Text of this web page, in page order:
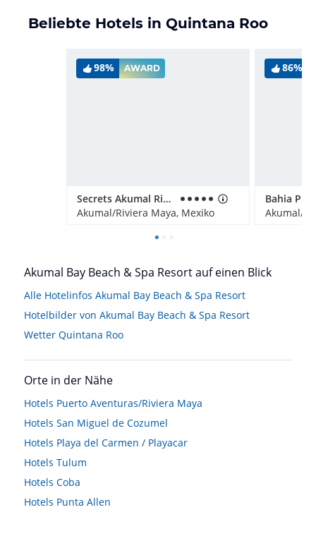
Beliebte Hotels in Quintana Roo
98% AWARD
Secrets Akumal Riviera Maya - Adults only
Akumal/Riviera Maya, Mexiko
86%
Akumal/
Akumal Bay Beach & Spa Resort auf einen Blick
Alle Hotelinfos Akumal Bay Beach & Spa Resort
Hotelbilder von Akumal Bay Beach & Spa Resort
Wetter Quintana Roo
Orte in der Nähe
Hotels Puerto Aventuras/Riviera Maya
Hotels San Miguel de Cozumel
Hotels Playa del Carmen / Playacar
Hotels Tulum
Hotels Coba
Hotels Punta Allen